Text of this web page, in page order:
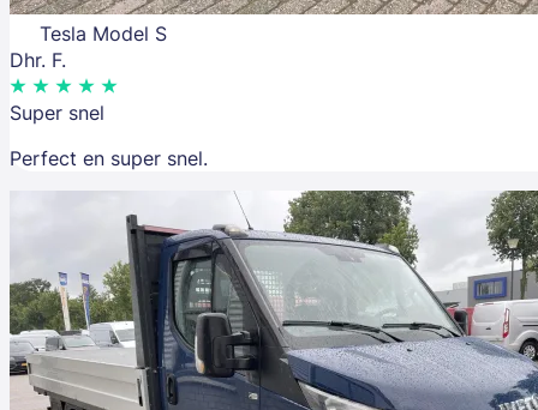
Tesla Model S
Dhr. F.
Super snel
Perfect en super snel.